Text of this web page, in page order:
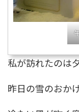
私が訪れたのは
昨日の雪のおか